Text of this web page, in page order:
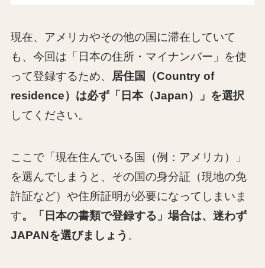
現在、アメリカやその他の国に滞在していて
も、今回は「日本の住所・マイナンバー」を使
って登録するため、 居住国（Country of
residence）は必ず「日本（Japan）」を選択
してください。
ここで「現在住んでいる国（例：アメリカ）」
を選んでしまうと、その国の身分証（現地の免
許証など）や住所証明が必要になってしまいま
す。「 日本の書類で登録する」場合は、迷わず
JAPANを選びましょう 。